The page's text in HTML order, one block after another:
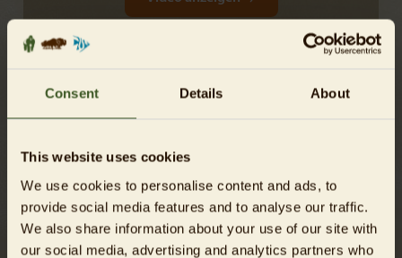
Consent Details About
This website uses cookies
We use cookies to personalise content and ads, to
provide social media features and to analyse our traffic.
We also share information about your use of our site with
our social media, advertising and analytics partners who
Schon gewusst? Bei Zebramangusten haben Männchen
Zurück zur Übersicht